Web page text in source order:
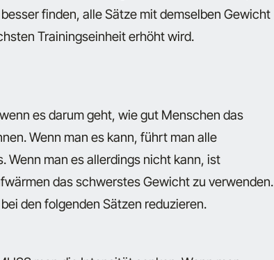
finden, alle Sätze mit demselben Gewicht
Trainingseinheit erhöht wird.
es darum geht, wie gut Menschen das
Wenn man es kann, führt man alle
Wenn man es allerdings nicht kann, ist
das schwerstes Gewicht zu verwenden.
den folgenden Sätzen reduzieren.